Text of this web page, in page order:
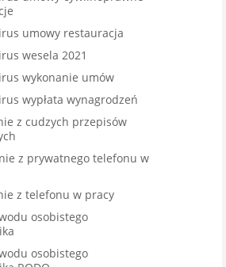
umowy restauracja
wesela 2021
wykonanie umów
wypłata wynagrodzeń
z cudzych przepisów
z prywatnego telefonu w
z telefonu w pracy
osobistego
osobistego